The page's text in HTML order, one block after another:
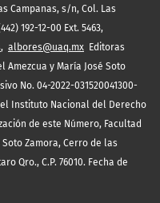
Campanas, s/n, Col. Las
192-12-00 Ext. 5463,
, albores@uaq.mx Editoras
Amezcua y María José Soto
No. 04-2022-031520041300-
el Instituto Nacional del Derecho
de este Número, Facultad
Zamora, Cerro de las
Qro., C.P. 76010. Fecha de